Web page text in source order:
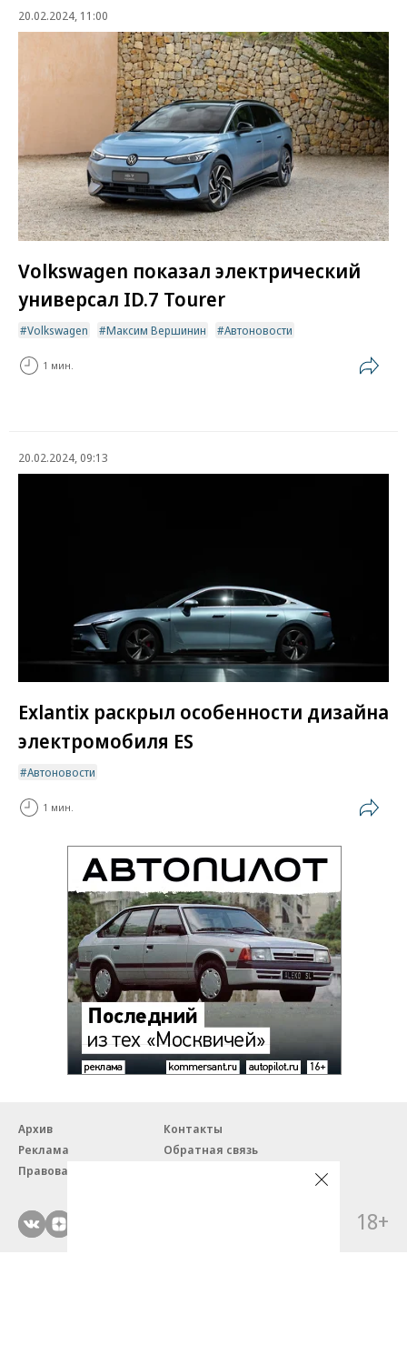
20.02.2024, 11:00
Volkswagen показал электрический
универсал ID.7 Tourer
Volkswagen Максим Вершинин Автоновости
1 мин.
20.02.2024, 09:13
Exlantix раскрыл особенности дизайна
электромобиля ES
Автоновости
1 мин.
Архив
Контакты
Реклама
Обратная связь
Правовая информация
18+